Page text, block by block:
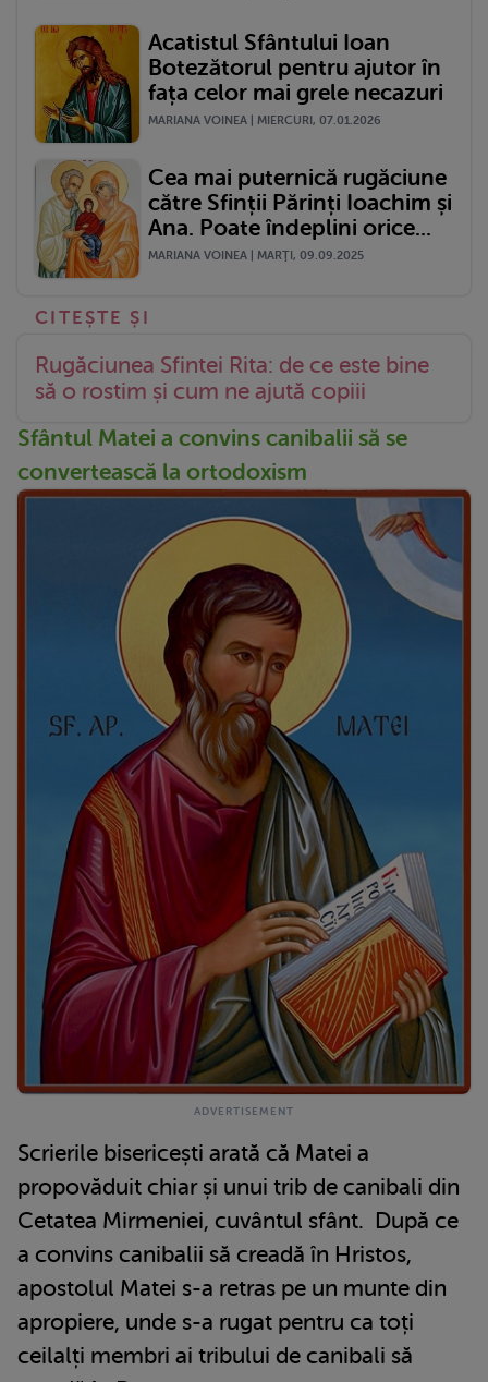
Acatistul Sfântului Ioan
Botezătorul pentru ajutor în
fața celor mai grele necazuri
MARIANA VOINEA | MIERCURI, 07.01.2026
Cea mai puternică rugăciune
către Sfinții Părinți Ioachim și
Ana. Poate îndeplini orice...
MARIANA VOINEA | MARŢI, 09.09.2025
Rugăciunea Sfintei Rita: de ce este bine
să o rostim și cum ne ajută copiii
Sfântul Matei a convins canibalii să se
convertească la ortodoxism
Scrierile bisericești arată că Matei a
propovăduit chiar și unui trib de canibali din
Cetatea Mirmeniei, cuvântul sfânt. După ce
a convins canibalii să creadă în Hristos,
apostolul Matei s-a retras pe un munte din
apropiere, unde s-a rugat pentru ca toți
ceilalți membri ai tribului de canibali să